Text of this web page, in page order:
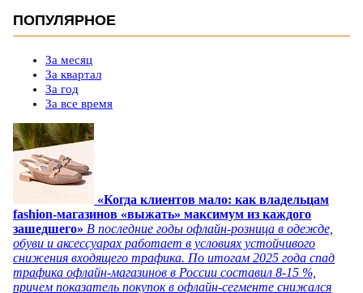
ПОПУЛЯРНОЕ
За месяц
За квартал
За год
За все время
«Когда клиентов мало: как владельцам
fashion-магазинов «выжать» максимум из каждого
зашедшего» В последние годы офлайн-розница в одежде,
обуви и аксессуарах работает в условиях устойчивого
снижения входящего трафика. По итогам 2025 года спад
трафика офлайн-магазинов в России составил 8-15 %,
причем показатель покупок в офлайн-сегменте снижался